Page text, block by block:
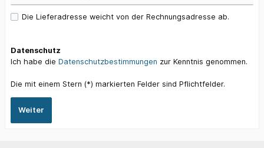
Die Lieferadresse weicht von der Rechnungsadresse ab.
Datenschutz
Ich habe die Datenschutzbestimmungen zur Kenntnis genommen.
Die mit einem Stern (*) markierten Felder sind Pflichtfelder.
Weiter